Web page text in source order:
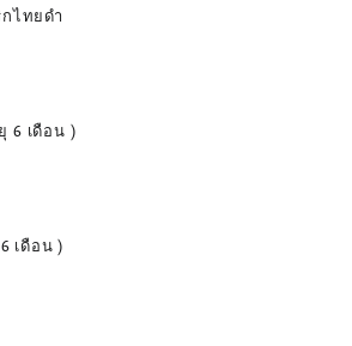
ไทยดำ
6 เดือน )
เดือน )